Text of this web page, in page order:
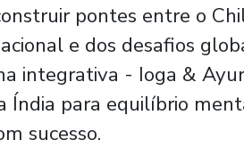
pontes entre o
e dos desafios
integrativa - Ioga &
Índia para equilíbrio
sucesso.